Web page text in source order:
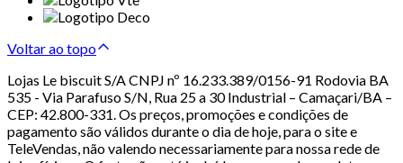
Voltar ao topo
Lojas Le biscuit S/A CNPJ nº 16.233.389/0156-91 Rodovia BA
535 - Via Parafuso S/N, Rua 25 a 30 Industrial – Camaçari/BA –
CEP: 42.800-331. Os preços, promoções e condições de
pagamento são válidos durante o dia de hoje, para o site e
TeleVendas, não valendo necessariamente para nossa rede de